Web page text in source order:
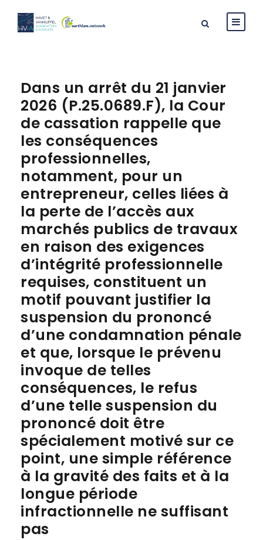
Dans un arrêt du 21 janvier
2026 (P.25.0689.F), la Cour
de cassation rappelle que
les conséquences
professionnelles,
notamment, pour un
entrepreneur, celles liées à
la perte de l’accès aux
marchés publics de travaux
en raison des exigences
d’intégrité professionnelle
requises, constituent un
motif pouvant justifier la
suspension du prononcé
d’une condamnation pénale
et que, lorsque le prévenu
invoque de telles
conséquences, le refus
d’une telle suspension du
prononcé doit être
spécialement motivé sur ce
point, une simple référence
à la gravité des faits et à la
longue période
infractionnelle ne suffisant
pas